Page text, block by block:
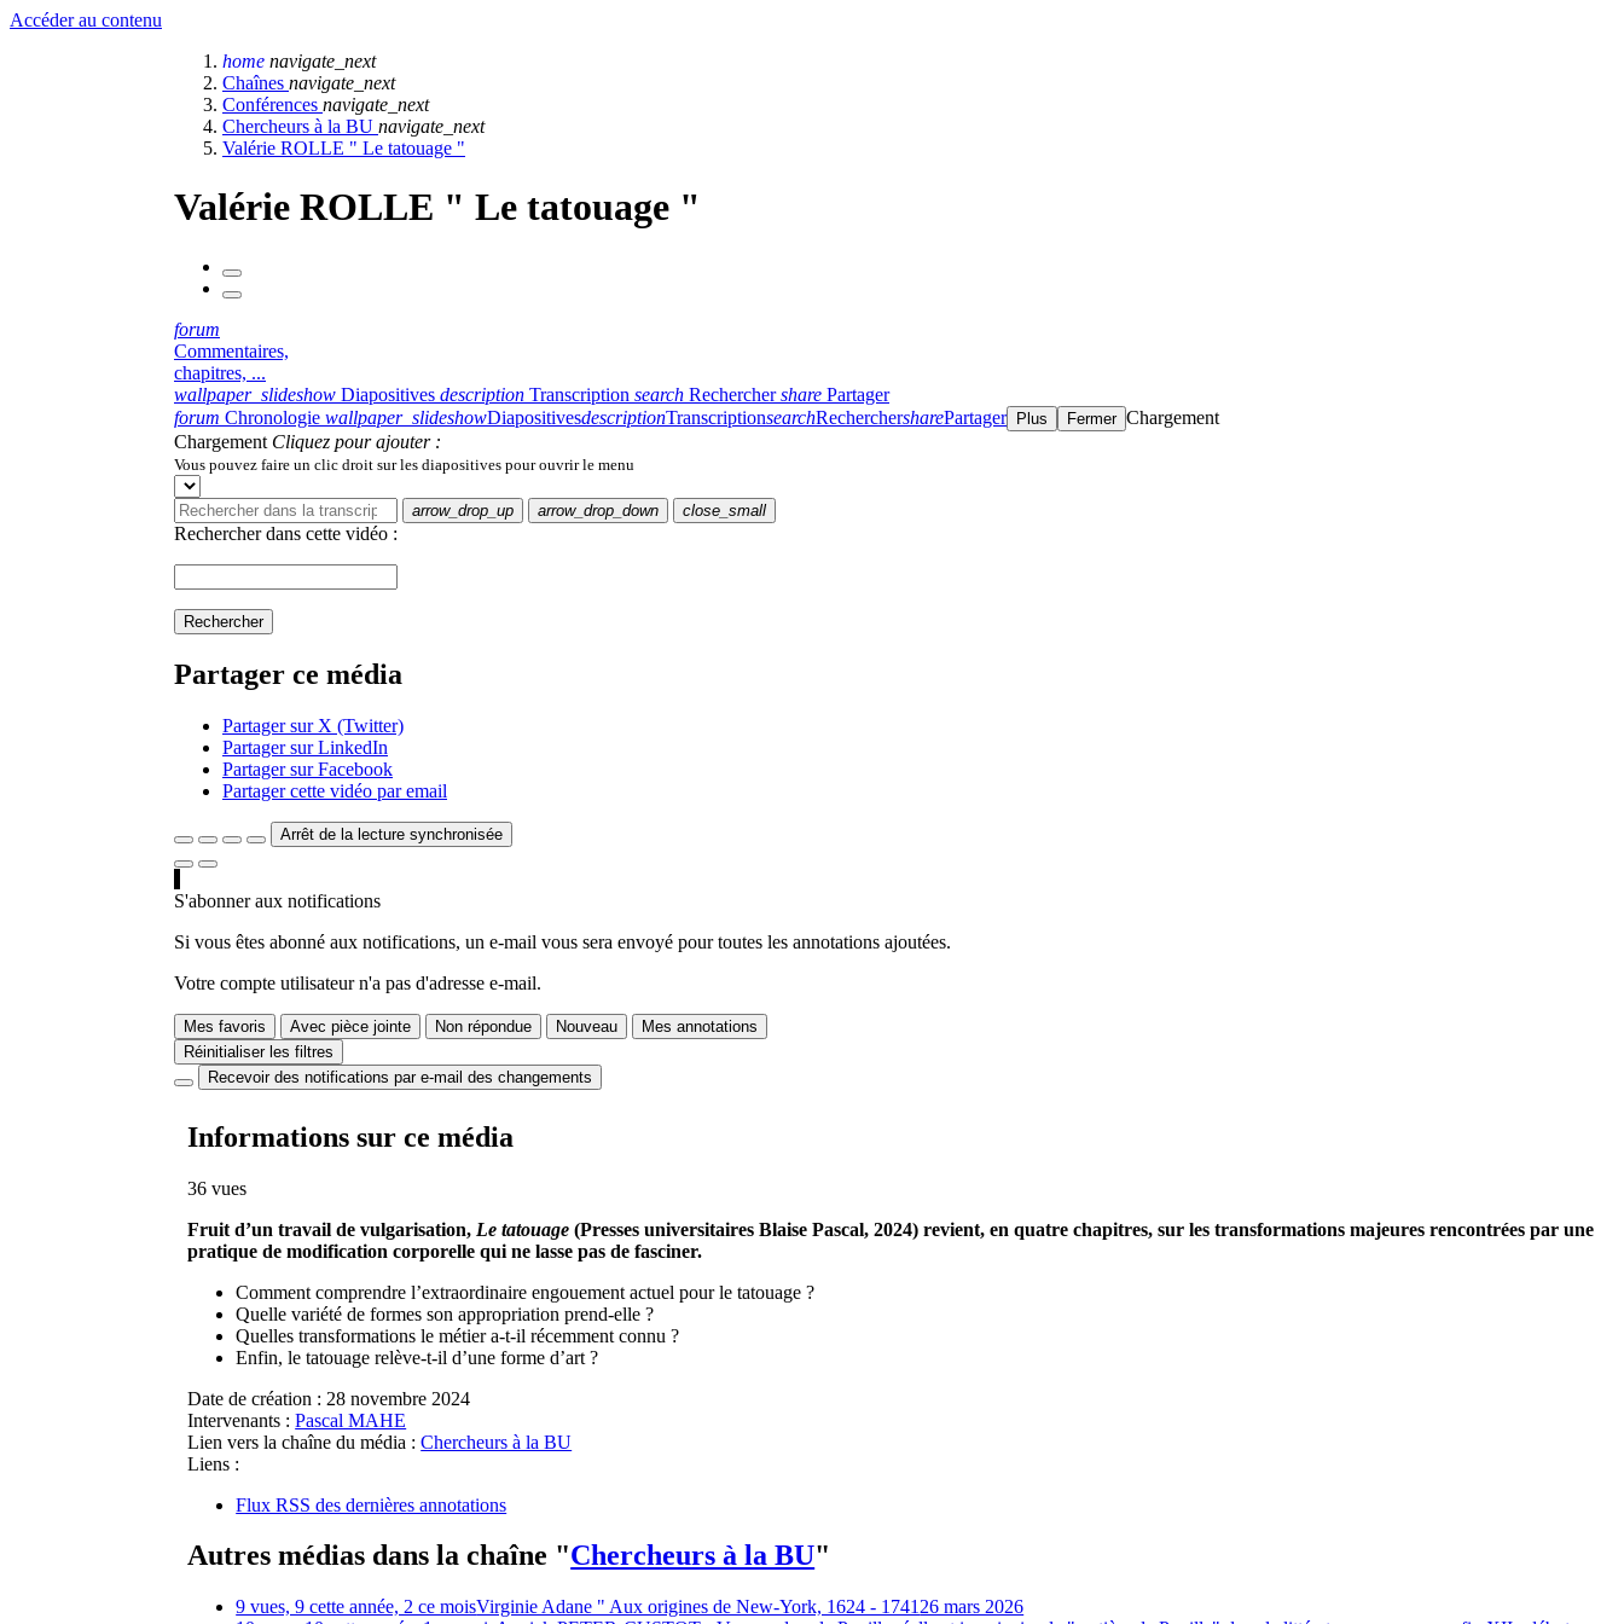
Accéder au contenu
home navigate_next
Chaînes navigate_next
Conférences navigate_next
Chercheurs à la BU navigate_next
Valérie ROLLE " Le tatouage "
Valérie ROLLE " Le tatouage "
forum
Commentaires,
chapitres, ...
wallpaper_slideshow Diapositives description Transcription search Rechercher share Partager
forum Chronologie wallpaper_slideshowDiapositivesdescriptionTranscriptionsearchRecherchersharePartager Plus Fermer Chargement
Chargement Cliquez pour ajouter :
Vous pouvez faire un clic droit sur les diapositives pour ouvrir le menu
arrow_drop_up arrow_drop_down close_small
Rechercher dans cette vidéo :
Rechercher
Partager ce média
Partager sur X (Twitter)
Partager sur LinkedIn
Partager sur Facebook
Partager cette vidéo par email
Arrêt de la lecture synchronisée
S'abonner aux notifications
Si vous êtes abonné aux notifications, un e-mail vous sera envoyé pour toutes les annotations ajoutées.
Votre compte utilisateur n'a pas d'adresse e-mail.
Mes favoris Avec pièce jointe Non répondue Nouveau
Mes annotations
Réinitialiser les filtres
Recevoir des notifications par e-mail des changements
Informations sur ce média
36 vues
Fruit d’un travail de vulgarisation, Le tatouage (Presses universitaires Blaise Pascal, 2024) revient, en quatre chapitres, sur les transformations majeures rencontrées par une
pratique de modification corporelle qui ne lasse pas de fasciner.
Comment comprendre l’extraordinaire engouement actuel pour le tatouage ?
Quelle variété de formes son appropriation prend-elle ?
Quelles transformations le métier a-t-il récemment connu ?
Enfin, le tatouage relève-t-il d’une forme d’art ?
Date de création : 28 novembre 2024
Intervenants : Pascal MAHE
Lien vers la chaîne du média : Chercheurs à la BU
Liens :
Flux RSS des dernières annotations
Autres médias dans la chaîne "Chercheurs à la BU"
9 vues, 9 cette année, 2 ce moisVirginie Adane " Aux origines de New-York, 1624 - 1741 26 mars 2026